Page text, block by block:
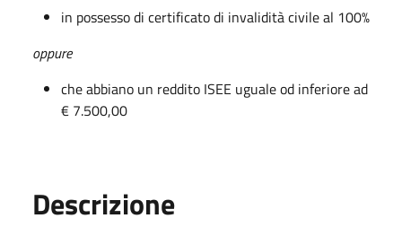
in possesso di certificato di invalidità civile al 100%
oppure
che abbiano un reddito ISEE uguale od inferiore ad
€ 7.500,00
Descrizione